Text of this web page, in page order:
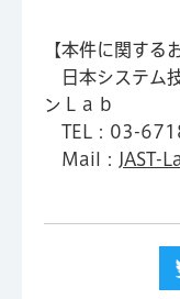
【本件に関する
日本システム
ンＬａｂ
TEL：03-
Mail：
JAST-